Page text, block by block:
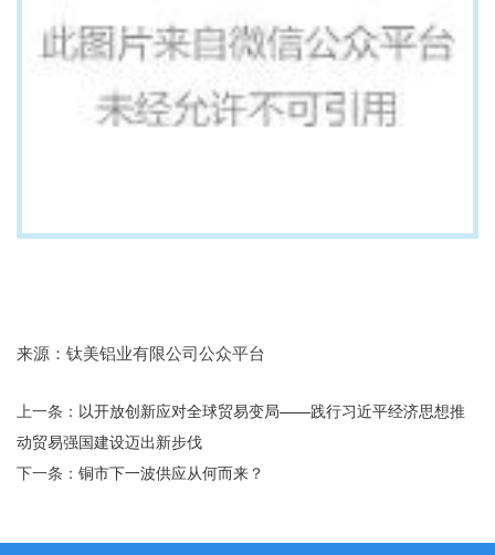
来源：钛美铝业有限公司公众平台
上一条： 以开放创新应对全球贸易变局——践行习近平经济思想推
动贸易强国建设迈出新步伐
下一条： 铜市下一波供应从何而来？